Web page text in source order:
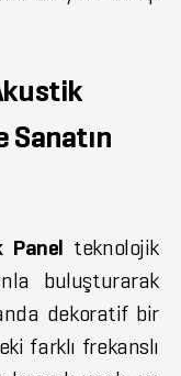
Sanatın
Panel teknolojik
buluşturarak
dekoratif bir
farklı frekanslı